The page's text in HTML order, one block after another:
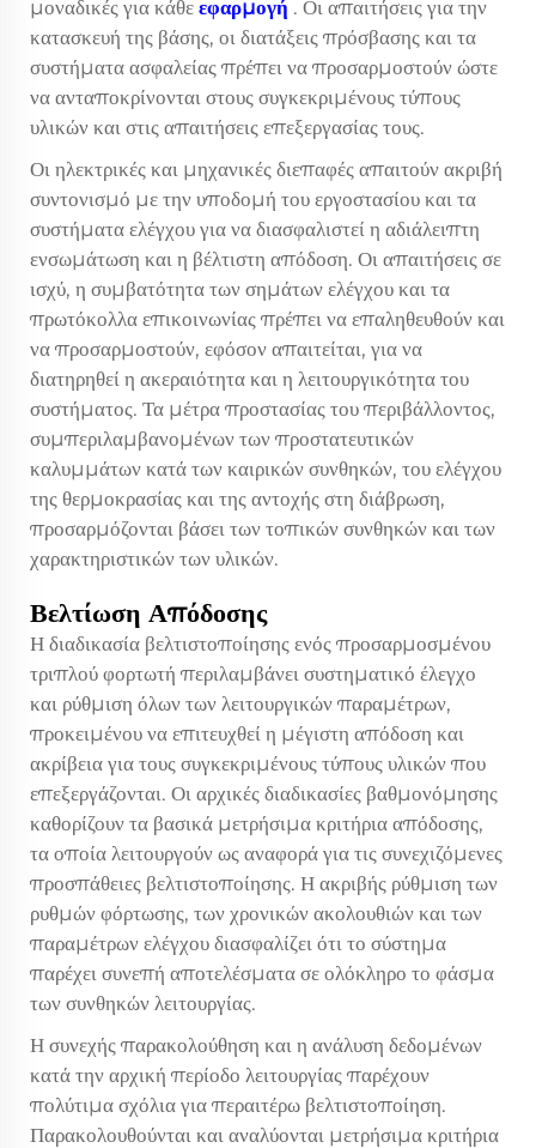
μοναδικές για κάθε εφαρμογή . Οι απαιτήσεις για την
κατασκευή της βάσης, οι διατάξεις πρόσβασης και τα
συστήματα ασφαλείας πρέπει να προσαρμοστούν ώστε
να ανταποκρίνονται στους συγκεκριμένους τύπους
υλικών και στις απαιτήσεις επεξεργασίας τους.
Οι ηλεκτρικές και μηχανικές διεπαφές απαιτούν ακριβή
συντονισμό με την υποδομή του εργοστασίου και τα
συστήματα ελέγχου για να διασφαλιστεί η αδιάλειπτη
ενσωμάτωση και η βέλτιστη απόδοση. Οι απαιτήσεις σε
ισχύ, η συμβατότητα των σημάτων ελέγχου και τα
πρωτόκολλα επικοινωνίας πρέπει να επαληθευθούν και
να προσαρμοστούν, εφόσον απαιτείται, για να
διατηρηθεί η ακεραιότητα και η λειτουργικότητα του
συστήματος. Τα μέτρα προστασίας του περιβάλλοντος,
συμπεριλαμβανομένων των προστατευτικών
καλυμμάτων κατά των καιρικών συνθηκών, του ελέγχου
της θερμοκρασίας και της αντοχής στη διάβρωση,
προσαρμόζονται βάσει των τοπικών συνθηκών και των
χαρακτηριστικών των υλικών.
Βελτίωση Απόδοσης
Η διαδικασία βελτιστοποίησης ενός προσαρμοσμένου
τριπλού φορτωτή περιλαμβάνει συστηματικό έλεγχο
και ρύθμιση όλων των λειτουργικών παραμέτρων,
προκειμένου να επιτευχθεί η μέγιστη απόδοση και
ακρίβεια για τους συγκεκριμένους τύπους υλικών που
επεξεργάζονται. Οι αρχικές διαδικασίες βαθμονόμησης
καθορίζουν τα βασικά μετρήσιμα κριτήρια απόδοσης,
τα οποία λειτουργούν ως αναφορά για τις συνεχιζόμενες
προσπάθειες βελτιστοποίησης. Η ακριβής ρύθμιση των
ρυθμών φόρτωσης, των χρονικών ακολουθιών και των
παραμέτρων ελέγχου διασφαλίζει ότι το σύστημα
παρέχει συνεπή αποτελέσματα σε ολόκληρο το φάσμα
των συνθηκών λειτουργίας.
Η συνεχής παρακολούθηση και η ανάλυση δεδομένων
κατά την αρχική περίοδο λειτουργίας παρέχουν
πολύτιμα σχόλια για περαιτέρω βελτιστοποίηση.
Παρακολουθούνται και αναλύονται μετρήσιμα κριτήρια